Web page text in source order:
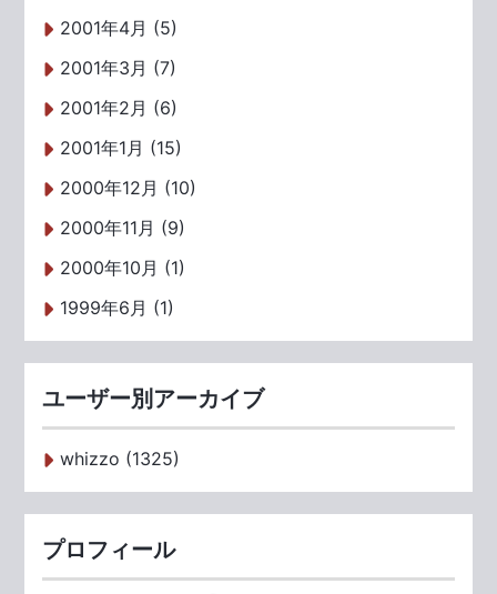
2001年4月 (5)
2001年3月 (7)
2001年2月 (6)
2001年1月 (15)
2000年12月 (10)
2000年11月 (9)
2000年10月 (1)
1999年6月 (1)
ユーザー別アーカイブ
whizzo (1325)
プロフィール